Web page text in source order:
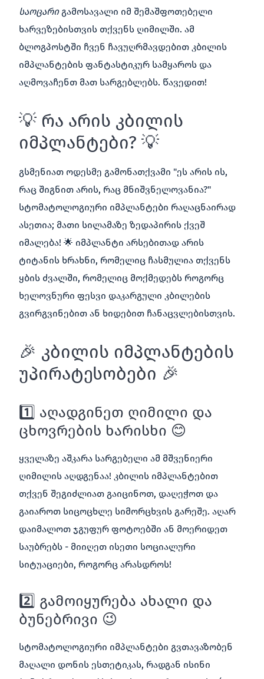
საოცარიგამოსავალი იმ შემაშფოთებელი
ხარვეზებისთვის თქვენს ღიმილში. ამ
ბლოგპოსტში ჩვენ ჩავუღრმავდებით კბილის
იმპლანტების ფანტასტიკურ სამყაროს და
აღმოვაჩენთ მათ სარგებლებს. Წავედით!
💡 რა არის კბილის
იმპლანტები? 💡
გსმენიათ ოდესმე გამონათქვამი "ეს არის ის,
რაც შიგნით არის, რაც მნიშვნელოვანია?"
სტომატოლოგიური იმპლანტები რაღაცნაირად
ასეთია; მათი სილამაზე ზედაპირის ქვეშ
იმალება! 🌟 იმპლანტი არსებითად არის
ტიტანის ხრახნი, რომელიც ჩასმულია თქვენს
ყბის ძვალში, რომელიც მოქმედებს როგორც
ხელოვნური ფესვი დაკარგული კბილების
გვირგვინებით ან ხიდებით ჩანაცვლებისთვის.
🎉 კბილის იმპლანტების
უპირატესობები 🎉
1️⃣ აღადგინეთ ღიმილი და
ცხოვრების ხარისხი 😊
ყველაზე აშკარა სარგებელი ამ მშვენიერი
ღიმილის აღდგენაა! კბილის იმპლანტებით
თქვენ შეგიძლიათ გაიცინოთ, დაღეჭოთ და
გაიაროთ სიცოცხლე სიმორცხვის გარეშე. აღარ
დაიმალოთ ჯგუფურ ფოტოებში ან მოერიდეთ
საუბრებს - მიიღეთ ისეთი სოციალური
სიტუაციები, როგორც არასდროს!
2️⃣ გამოიყურება ახალი და
ბუნებრივი 😉
სტომატოლოგიური იმპლანტები გვთავაზობენ
მაღალი დონის ესთეტიკას, რადგან ისინი